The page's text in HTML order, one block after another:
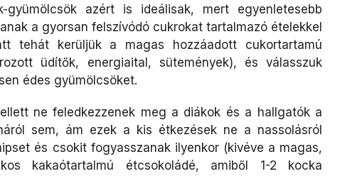
gyümölcsök azért is ideálisak, mert egyenletesebb
a gyorsan felszívódó cukrokat tartalmazó ételekkel
tehát kerüljük a magas hozzáadott cukortartamú
üdítők, energiaital, sütemények), és válasszuk
édes gyümölcsöket.
ne feledkezzenek meg a diákok és a hallgatók a
sem, ám ezek a kis étkezések ne a nassolásról
és csokit fogyasszanak ilyenkor (kivéve a magas,
kakaótartalmú étcsokoládé, amiből 1-2 kocka